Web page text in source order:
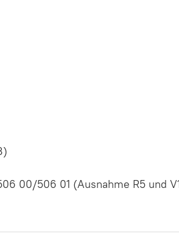
00/506 01 (Ausnahme R5 und